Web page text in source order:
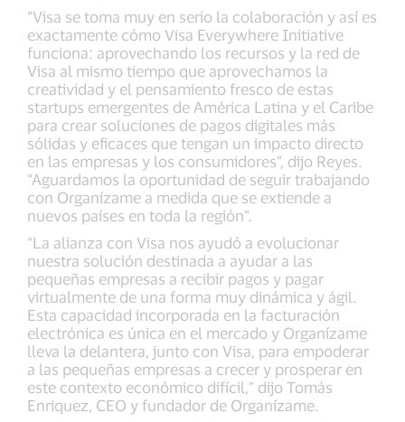
“Visa se toma muy en serio la colaboración y así es
exactamente cómo Visa Everywhere Initiative
funciona: aprovechando los recursos y la red de
Visa al mismo tiempo que aprovechamos la
creatividad y el pensamiento fresco de estas
startups emergentes de América Latina y el Caribe
para crear soluciones de pagos digitales más
sólidas y eficaces que tengan un impacto directo
en las empresas y los consumidores”, dijo Reyes.
“Aguardamos la oportunidad de seguir trabajando
con Organízame a medida que se extiende a
nuevos países en toda la región”.
“La alianza con Visa nos ayudó a evolucionar
nuestra solución destinada a ayudar a las
pequeñas empresas a recibir pagos y pagar
virtualmente de una forma muy dinámica y ágil.
Esta capacidad incorporada en la facturación
electrónica es única en el mercado y Organízame
lleva la delantera, junto con Visa, para empoderar
a las pequeñas empresas a crecer y prosperar en
este contexto económico difícil,” dijo Tomás
Enriquez, CEO y fundador de Organízame.